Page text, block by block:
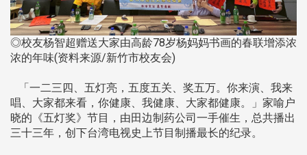
◎校友杨智超赠送大家由高龄78岁杨妈妈书画的春联增添浓
浓的年味(资料来源/新竹市校友会)
「一二三四、五灯亮，五度五关、奖五万。你来演、我来
唱、大家都来看，你健康、我健康、大家都健康。」家喻户
晓的《五灯奖》节目，由田边制药公司一手催生，总共播出
三十三年，创下台湾电视史上节目制播最长的纪录。